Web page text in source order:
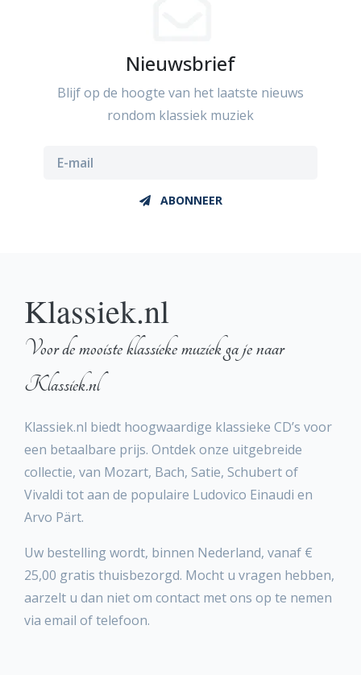
Nieuwsbrief
Blijf op de hoogte van het laatste nieuws
rondom klassiek muziek
ABONNEER
Klassiek.nl
Voor de mooiste klassieke muziek ga je naar
Klassiek.nl
Klassiek.nl biedt hoogwaardige klassieke CD’s voor
een betaalbare prijs. Ontdek onze uitgebreide
collectie, van Mozart, Bach, Satie, Schubert of
Vivaldi tot aan de populaire Ludovico Einaudi en
Arvo Pärt.
Uw bestelling wordt, binnen Nederland, vanaf €
25,00 gratis thuisbezorgd. Mocht u vragen hebben,
aarzelt u dan niet om contact met ons op te nemen
via email of telefoon.